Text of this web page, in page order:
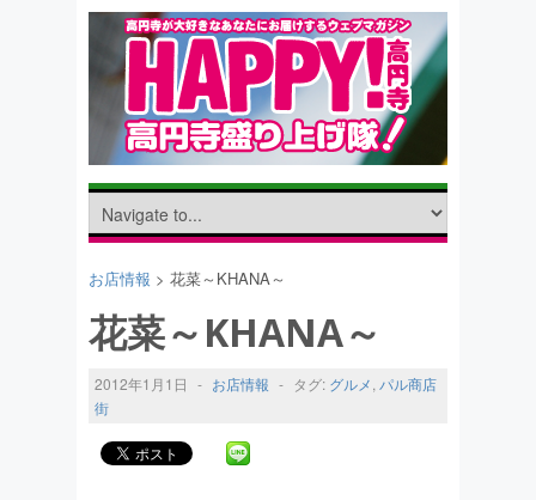
お店情報 > 花菜～KHANA～
花菜～KHANA～
2012年1月1日 - お店情報 - タグ: グルメ, パル商店
街